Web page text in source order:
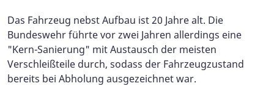
Das Fahrzeug nebst Aufbau ist 20 Jahre alt. Die
Bundeswehr führte vor zwei Jahren allerdings eine
"Kern-Sanierung" mit Austausch der meisten
Verschleißteile durch, sodass der Fahrzeugzustand
bereits bei Abholung ausgezeichnet war.